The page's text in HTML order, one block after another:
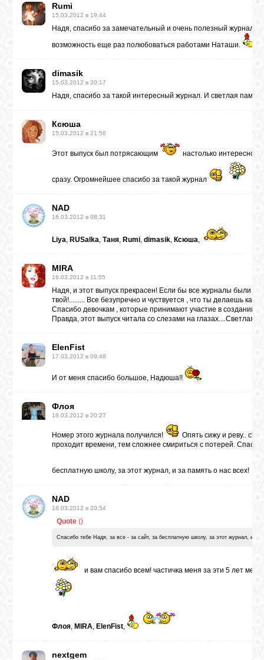
Rumi
15.03.2012 в 19:44
Надя, спасибо за замечательный и очень полезный журнал.
возможность еще раз полюбоваться работами Наташи.
dimasik
15.03.2012 в 20:17
Надя, спасибо за такой интересный журнал. И светлая
Ксюша
15.03.2012 в 21:56
Этот выпуск был потрясающим настолько интересно и
сразу. Огромнейшее спасибо за такой журнал
NAD
16.03.2012 в 08:31
Liya, RUSalka, Таня, Rumi, dimasik, Ксюша,
MIRA
16.03.2012 в 11:55
Надя, и этот выпуск прекрасен! Если бы все журналы были
твой!......... Все безупречно и чуствуется , что ты делаешь
Спасибо девочкам , которые принимают участие в создании
Правда, этот выпуск читала со слезами на глазах....Светлая
ElenFist
17.03.2012 в 09:48
И от меня спасибо большое, Надюша!!
Флоя
18.03.2012 в 20:27
Номер этого журнала получился!
Опять сижу и реву..
проходит времени, тем сложнее смириться с потерей.
бесплатную школу, за этот журнал, и за память о нас всех!
NAD
18.03.2012 в 20:54
Quote ()
Спасибо тебе Надя, за все - за сайт, за бесплатную школу, за этот журнал, и за
и вам спасибо всем! частичка меня за эти 5 лет
Флоя, MIRA, ElenFist,
nextgem